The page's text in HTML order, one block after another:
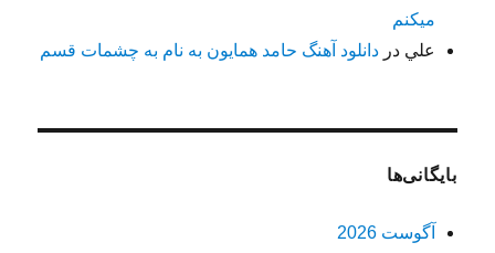
میکنم
علي دردانلود آهنگ حامد همایون به نام به چشمات قسم
بایگانی‌ها
آگوست 2026